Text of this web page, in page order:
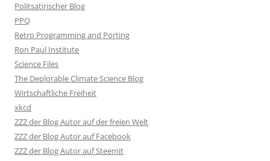
Politsatirischer Blog
PPQ
Retro Programming and Porting
Ron Paul Institute
Science Files
The Deplorable Climate Science Blog
Wirtschaftliche Freiheit
xkcd
ZZZ der Blog Autor auf der freien Welt
ZZZ der Blog Autor auf Facebook
ZZZ der Blog Autor auf Steemit